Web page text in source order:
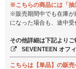
※こちらの商品には「抽
※販売期間中でも在庫が
になった場合も、途中
その他詳細は下記よりご
SEVENTEEN オフ
こちらは【単品】の販売